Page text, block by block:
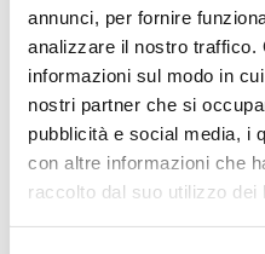
annunci, per fornire
analizzare il nostro traffico.
informazioni sul modo in
nostri partner che si
pubblicità e social media, i
con altre informazioni che
raccolto dal suo utilizzo dei